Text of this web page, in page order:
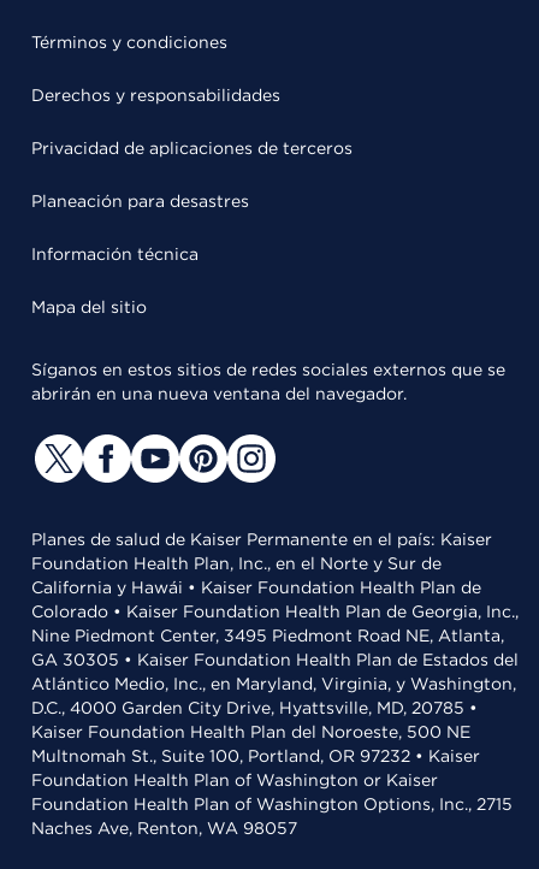
Términos y condiciones
Derechos y responsabilidades
Privacidad de aplicaciones de terceros
Planeación para desastres
Información técnica
Mapa del sitio
Síganos en estos sitios de redes sociales externos que se
abrirán en una nueva ventana del navegador.
Planes de salud de Kaiser Permanente en el país: Kaiser
Foundation Health Plan, Inc., en el Norte y Sur de
California y Hawái • Kaiser Foundation Health Plan de
Colorado • Kaiser Foundation Health Plan de Georgia, Inc.,
Nine Piedmont Center, 3495 Piedmont Road NE, Atlanta,
GA 30305 • Kaiser Foundation Health Plan de Estados del
Atlántico Medio, Inc., en Maryland, Virginia, y Washington,
D.C., 4000 Garden City Drive, Hyattsville, MD, 20785 •
Kaiser Foundation Health Plan del Noroeste, 500 NE
Multnomah St., Suite 100, Portland, OR 97232 • Kaiser
Foundation Health Plan of Washington or Kaiser
Foundation Health Plan of Washington Options, Inc., 2715
Naches Ave, Renton, WA 98057